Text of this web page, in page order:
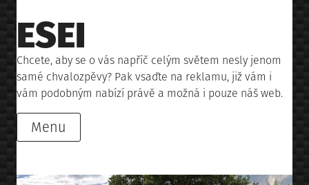
to
content
ESEI
Chcete, aby se o vás napříč celým světem nesly jenom
samé chvalozpěvy? Pak vsaďte na reklamu, již vám i
vám podobným nabízí právě a možná i pouze náš web.
Menu